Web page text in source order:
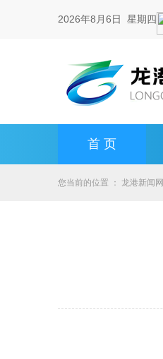
2026年8月6日 星期四
首 页
您当前的位置 ： 龙港新闻网